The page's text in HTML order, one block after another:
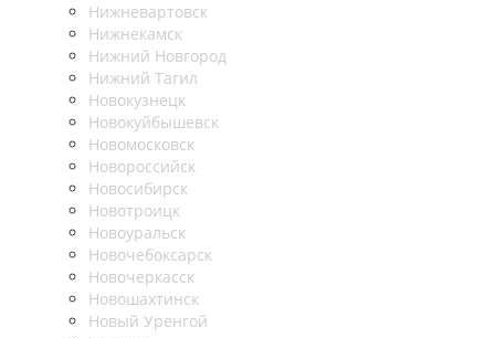
Нижневартовск
Нижнекамск
Нижний Новгород
Нижний Тагил
Новокузнецк
Новокуйбышевск
Новомосковск
Новороссийск
Новосибирск
Новотроицк
Новоуральск
Новочебоксарск
Новочеркасск
Новошахтинск
Новый Уренгой